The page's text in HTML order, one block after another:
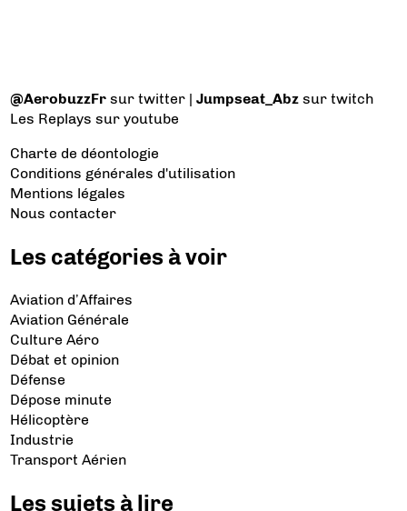
@AerobuzzFr sur twitter |Jumpseat_Abz sur twitch
Les Replays sur youtube
Charte de déontologie
Conditions générales d'utilisation
Mentions légales
Nous contacter
Les catégories à voir
Aviation d’Affaires
Aviation Générale
Culture Aéro
Débat et opinion
Défense
Dépose minute
Hélicoptère
Industrie
Transport Aérien
Les sujets à lire